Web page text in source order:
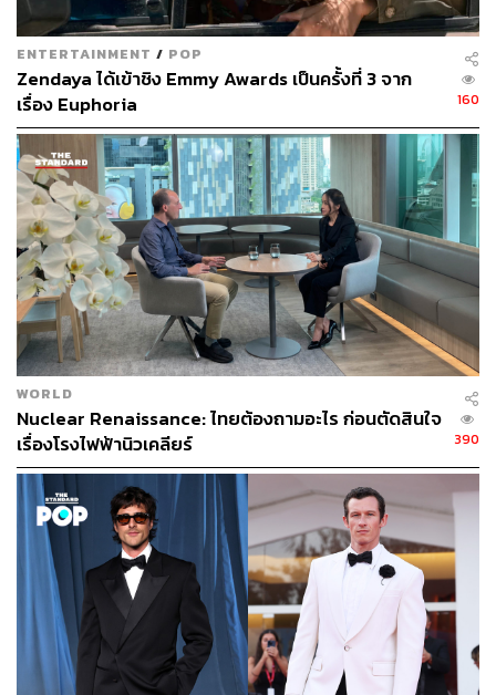
ENTERTAINMENT / POP
Zendaya ได้เข้าชิง Emmy Awards เป็นครั้งที่ 3 จาก
เรื่อง Euphoria
160
WORLD
Nuclear Renaissance: ไทยต้องถามอะไร ก่อนตัดสินใจ
เรื่องโรงไฟฟ้านิวเคลียร์
390